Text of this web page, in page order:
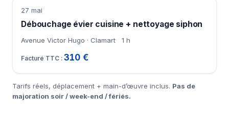
27 mai
Débouchage évier cuisine + nettoyage siphon
Avenue Victor Hugo · Clamart 1 h
310 €
Tarifs réels, déplacement + main-d’œuvre inclus. Pas de
majoration soir / week-end / fériés.